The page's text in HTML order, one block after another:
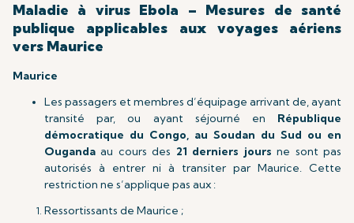
Maladie à virus Ebola – Mesures de santé
publique applicables aux voyages aériens
vers Maurice
Maurice
Les passagers et membres d’équipage arrivant de, ayant
transité par, ou ayant séjourné en République
démocratique du Congo, au Soudan du Sud ou en
Ougandaau cours des 21 derniers jours ne sont pas
autorisés à entrer ni à transiter par Maurice. Cette
restriction ne s’applique pas aux :
Ressortissants de Maurice ;